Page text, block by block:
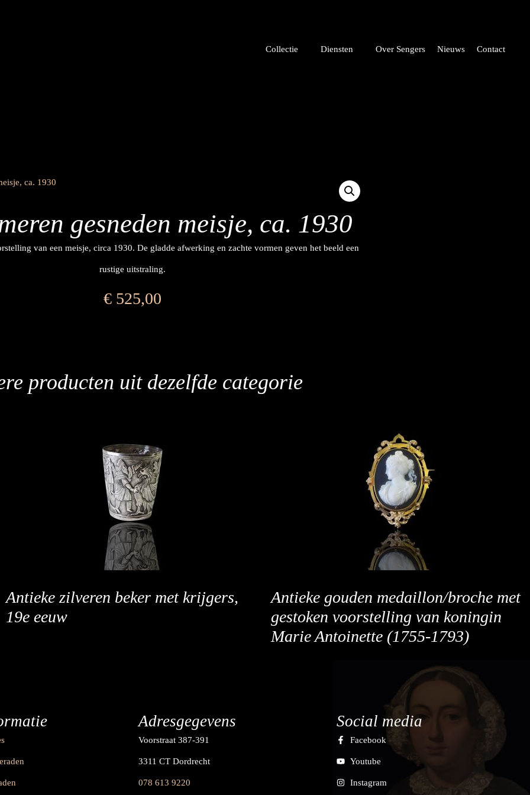
Collectie Diensten Over Sengers Nieuws Contact
gesneden meisje, ca. 1930
van een meisje, circa 1930. De gladde afwerking en zachte vormen geven het beeld een
rustige uitstraling.
€ 525,00
producten uit dezelfde categorie
Antieke zilveren beker met krijgers,
19e eeuw
Antieke gouden medaillon/broche met
gestoken voorstelling van koningin
Marie Antoinette (1755-1793)
Adresgegevens
Voorstraat 387-391
3311 CT Dordrecht
078 613 9220
Social media
Facebook
Youtube
Instagram